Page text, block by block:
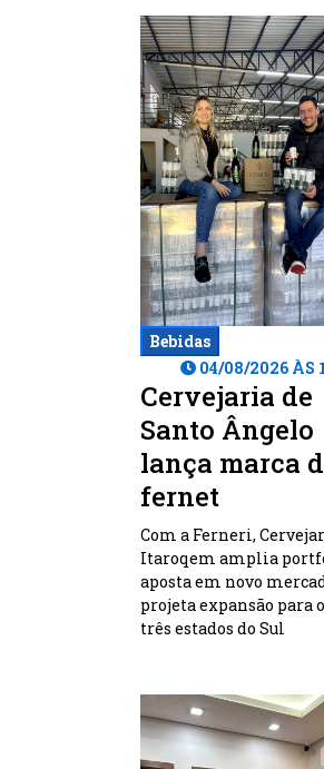
Bebidas
04/08/2026 ÀS
Cervejaria de
Santo Ângelo
lança marca
fernet
Com a Ferneri,
Itaroqem amplia
aposta em novo
projeta expansão para
três estados do Sul